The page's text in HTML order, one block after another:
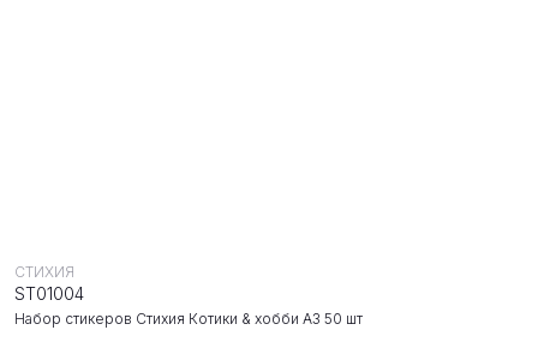
Набор стикеров Стихия Котики & хобби А3 50 шт
СТИХИЯ
ST01004